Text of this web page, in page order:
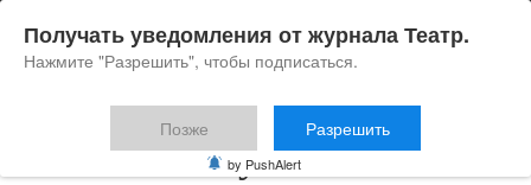
В ЗИЛе выпускают
Получать уведомления от журнала Театр.
Нажмите "Разрешить", чтобы подписаться.
Позже Разрешить
by PushAlert